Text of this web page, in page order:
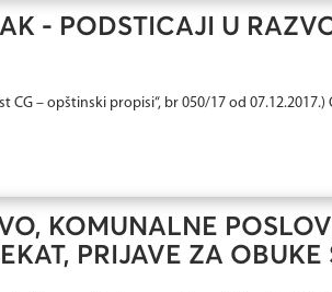
- PODSTICAJI U
– opštinski propisi“, br 050/17 od
KOMUNALNE
PRIJAVE ZA OBUKE